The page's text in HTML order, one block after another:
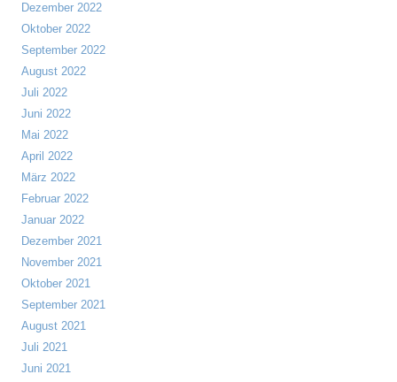
Dezember 2022
Oktober 2022
September 2022
August 2022
Juli 2022
Juni 2022
Mai 2022
April 2022
März 2022
Februar 2022
Januar 2022
Dezember 2021
November 2021
Oktober 2021
September 2021
August 2021
Juli 2021
Juni 2021